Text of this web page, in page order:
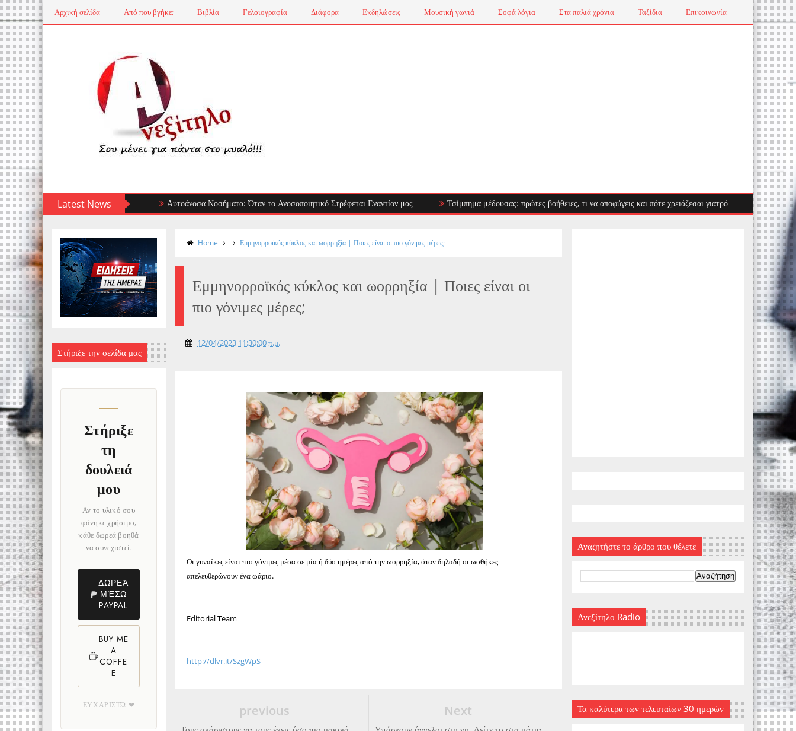
Αρχική σελίδα Από που βγήκε; Βιβλία Γελοιογραφία Διάφορα Εκδηλώσεις Μουσική γωνιά Σοφά λόγια Στα παλιά χρόνια Ταξίδια Επικοινωνία
Latest News Αυτοάνοσα Νοσήματα: Όταν το Ανοσοποιητικό Στρέφεται Εναντίον μας Τσίμπημα μέδουσας: πρώτες βοήθειες, τι να αποφύγεις και πότε χρειάζεσαι γιατρό Λαγοκέφαλος:
Στήριξε την σελίδα μας
Στήριξε
τη
δουλειά
μου
Αν το υλικό σου
φάνηκε χρήσιμο,
κάθε δωρεά βοηθά
να συνεχιστεί.
ΔΩΡΕΆ
ΜΈΣΩ
PAYPAL
BUY ME
A
COFFE
E
ΕΥΧΑΡΙΣΤΏ ❤
Home Εμμηνορροϊκός κύκλος και ωορρηξία | Ποιες είναι οι πιο γόνιμες μέρες;
Εμμηνορροϊκός κύκλος και ωορρηξία | Ποιες είναι οι
πιο γόνιμες μέρες;
12/04/2023 11:30:00 π.μ.
Οι γυναίκες είναι πιο γόνιμες μέσα σε μία ή δύο ημέρες από την ωορρηξία, όταν δηλαδή οι ωοθήκες
απελευθερώνουν ένα ωάριο.
Editorial Team
http://dlvr.it/SzgWpS
Next
previous
Αναζητήστε το άρθρο που θέλετε
Ανεξίτηλο Radio
Τα καλύτερα των τελευταίων 30 ημερών